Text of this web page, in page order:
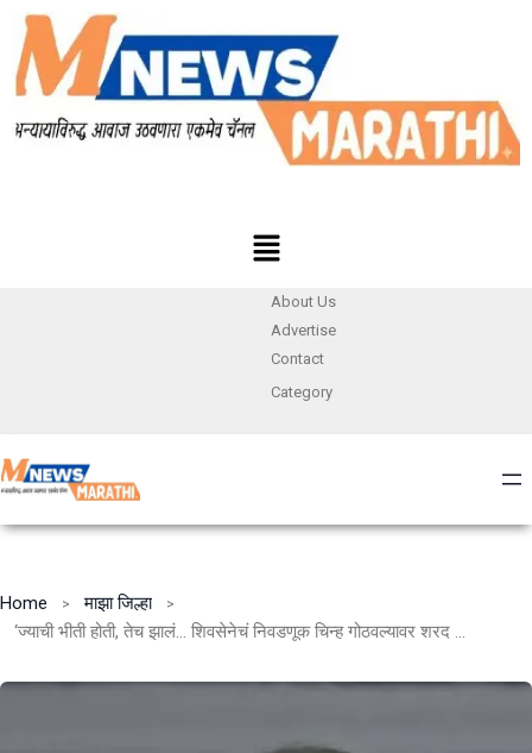
About Us
Advertise
Contact
Category
Home
माझा जिल्हा
‘ज्याची भीती होती, तेच झालं… शिवसेनेचं निवडणूक चिन्ह गोठवल्यावर शरद पवारांची प्रतिक्रिया आली.